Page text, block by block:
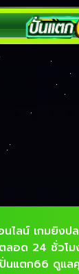
รี โปร
าจะรู้จัก
ไลน์ เกมยิงป
ลอด 24 ชั่วโม
นแตก66 ดูแ